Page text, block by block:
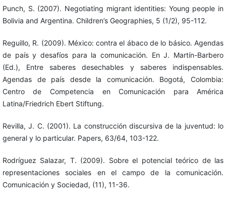
Punch, S. (2007). Negotiating migrant identities: Young people in
Bolivia and Argentina. Children’s Geographies, 5 (1/2), 95-112.
Reguillo, R. (2009). México: contra el ábaco de lo básico. Agendas
de país y desafíos para la comunicación. En J. Martín-Barbero
(Ed.), Entre saberes desechables y saberes indispensables.
Agendas de país desde la comunicación. Bogotá, Colombia:
Centro de Competencia en Comunicación para América
Latina/Friedrich Ebert Stiftung.
Revilla, J. C. (2001). La construcción discursiva de la juventud: lo
general y lo particular. Papers, 63/64, 103-122.
Rodríguez Salazar, T. (2009). Sobre el potencial teórico de las
representaciones sociales en el campo de la comunicación.
Comunicación y Sociedad, (11), 11-36.